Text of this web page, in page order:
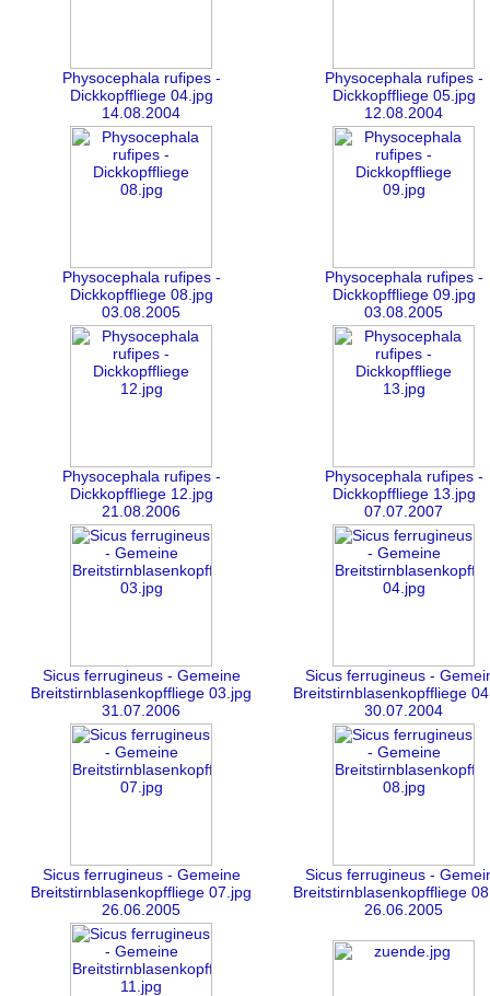
Physocephala rufipes -
Dickkopffliege 04.jpg
14.08.2004
Physocephala rufipes -
Dickkopffliege 05.jpg
12.08.2004
Physocephala rufipes -
Dickkopffliege 08.jpg
03.08.2005
Physocephala rufipes -
Dickkopffliege 09.jpg
03.08.2005
Physocephala rufipes -
Dickkopffliege 12.jpg
21.08.2006
Physocephala rufipes -
Dickkopffliege 13.jpg
07.07.2007
Sicus ferrugineus - Gemeine
Breitstirnblasenkopffliege 03.jpg
31.07.2006
Sicus ferrugineus -
Breitstirnblasenkopffliege
30.07.2004
Sicus ferrugineus - Gemeine
Breitstirnblasenkopffliege 07.jpg
26.06.2005
Sicus ferrugineus -
Breitstirnblasenkopffliege
26.06.2005